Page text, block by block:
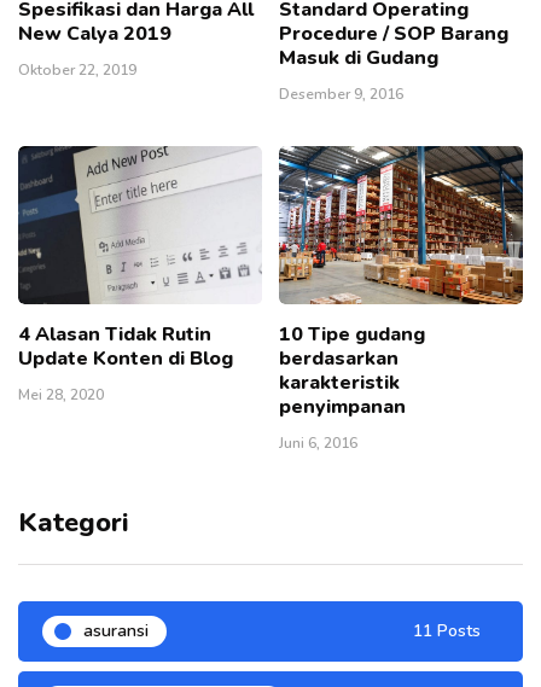
Spesifikasi dan Harga All
New Calya 2019
Oktober 22, 2019
Standard Operating
Procedure / SOP Barang
Masuk di Gudang
Desember 9, 2016
4 Alasan Tidak Rutin
Update Konten di Blog
Mei 28, 2020
10 Tipe gudang
berdasarkan
karakteristik
penyimpanan
Juni 6, 2016
Kategori
asuransi 11 Posts